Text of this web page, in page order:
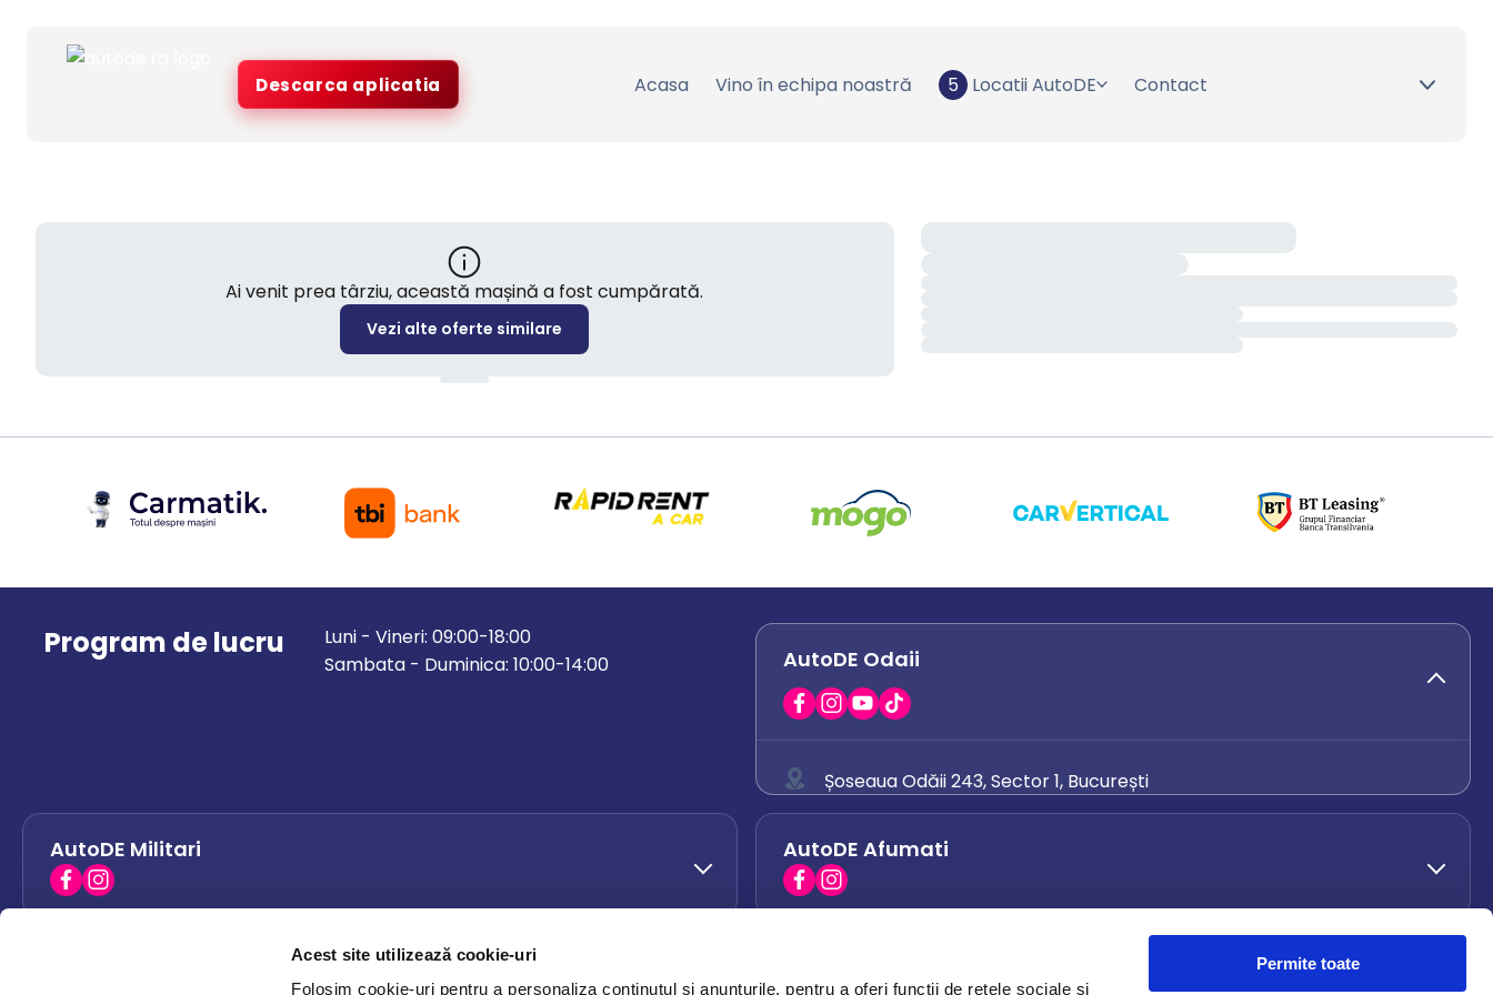
Acest site utilizează cookie-uri
Folosim cookie-uri pentru a personaliza conținutul și anunțurile, pentru a oferi funcții de rețele sociale și
Permite toate
Descarca aplicatia Acasa Vino în echipa noastră 5 Locatii AutoDE Contact
Ai venit prea târziu, această mașină a fost cumpărată.
Vezi alte oferte similare
Program de lucru
Luni - Vineri: 09:00-18:00
Sambata - Duminica: 10:00-14:00
AutoDE Odaii
Șoseaua Odăii 243, Sector 1, București
0742 444 194
office.odaii@autode.ro
AutoDE Militari AutoDE Afumati